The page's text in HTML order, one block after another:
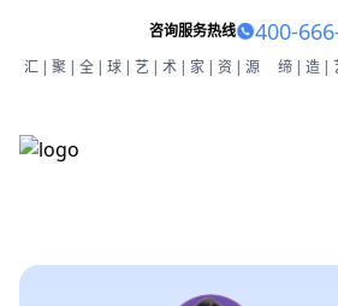
咨询服务热线 400-
汇|聚|全|球|艺|术|家|资|源 缔|造|